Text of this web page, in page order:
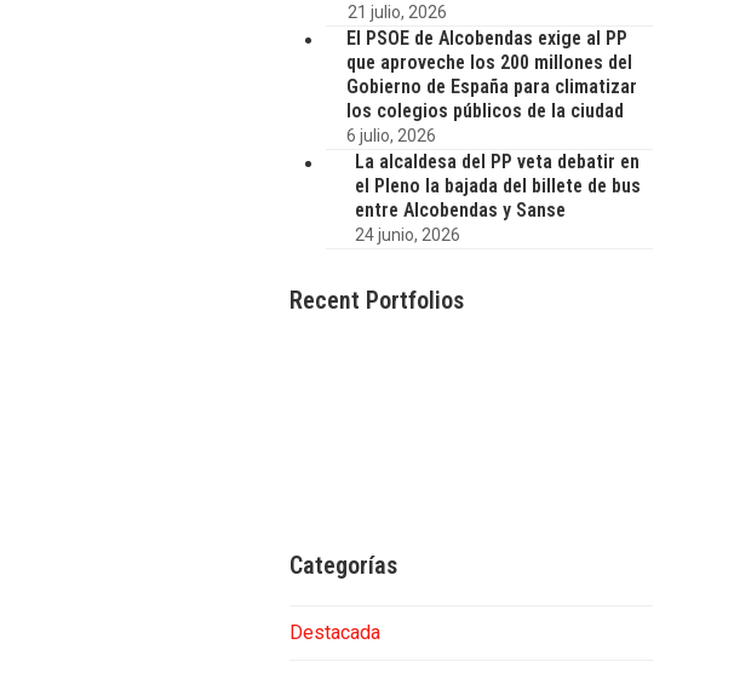
21 julio, 2026
El PSOE de Alcobendas exige al PP
que aproveche los 200 millones del
Gobierno de España para climatizar
los colegios públicos de la ciudad
6 julio, 2026
La alcaldesa del PP veta debatir en
el Pleno la bajada del billete de bus
entre Alcobendas y Sanse
24 junio, 2026
Recent Portfolios
Categorías
Destacada